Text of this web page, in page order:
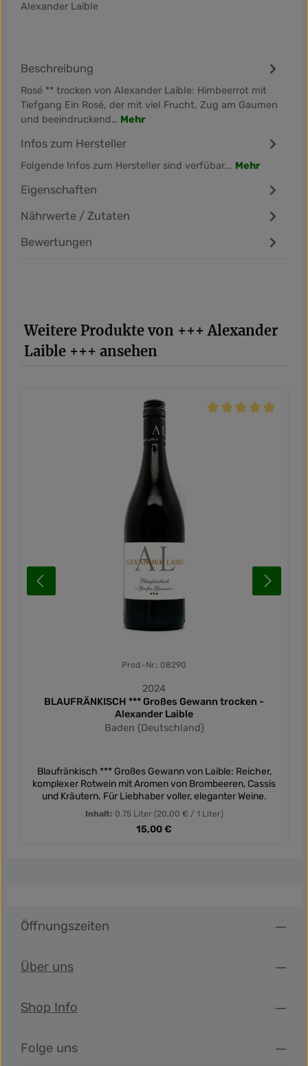
Alexander Laible
Beschreibung
Rosé ** trocken von Alexander Laible: Himbeerrot mit
Tiefgang Ein Rosé, der mit viel Frucht, Zug am Gaumen
und beeindruckend… Mehr
Infos zum Hersteller
Folgende Infos zum Hersteller sind verfübar... Mehr
Eigenschaften
Nährwerte / Zutaten
Bewertungen
Produktgalerie überspringen
Weitere Produkte von +++ Alexander
Laible +++ ansehen
Prod.-Nr.: 08290
2024
BLAUFRÄNKISCH *** Großes Gewann trocken -
Alexander Laible
Baden (Deutschland)
Blaufränkisch *** Großes Gewann von Laible: Reicher,
komplexer Rotwein mit Aromen von Brombeeren, Cassis
und Kräutern. Für Liebhaber voller, eleganter Weine.
Inhalt: 0.75 Liter (20,00 € / 1 Liter)
Regulärer Preis:
15,00 €
Öffnungszeiten
Über uns
Shop Info
Folge uns